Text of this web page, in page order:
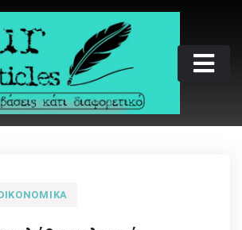
κάτι διαφορετικό